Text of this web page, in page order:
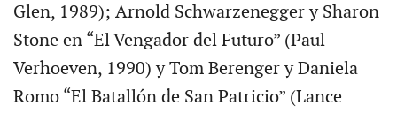
Glen, 1989); Arnold Schwarzenegger y Sharon
Stone en “El Vengador del Futuro” (Paul
Verhoeven, 1990) y Tom Berenger y Daniela
Romo “El Batallón de San Patricio” (Lance